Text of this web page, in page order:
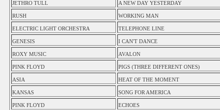
JETHRO TULL A NEW DAY YESTERDAY
RUSH WORKING MAN
ELECTRIC LIGHT ORCHESTRA TELEPHONE LINE
GENESIS I CAN'T DANCE
ROXY MUSIC AVALON
PINK FLOYD PIGS (THREE DIFFERENT ONES)
ASIA HEAT OF THE MOMENT
KANSAS SONG FOR AMERICA
PINK FLOYD ECHOES